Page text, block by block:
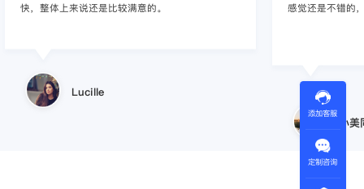
感觉还是不错的，非常推荐身边的同行使用。
小美同学
商，不是断网就
王伟
添加客服
定制咨询